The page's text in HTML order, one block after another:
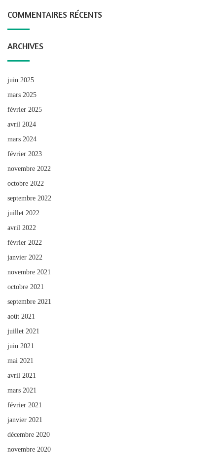
COMMENTAIRES RÉCENTS
ARCHIVES
juin 2025
mars 2025
février 2025
avril 2024
mars 2024
février 2023
novembre 2022
octobre 2022
septembre 2022
juillet 2022
avril 2022
février 2022
janvier 2022
novembre 2021
octobre 2021
septembre 2021
août 2021
juillet 2021
juin 2021
mai 2021
avril 2021
mars 2021
février 2021
janvier 2021
décembre 2020
novembre 2020